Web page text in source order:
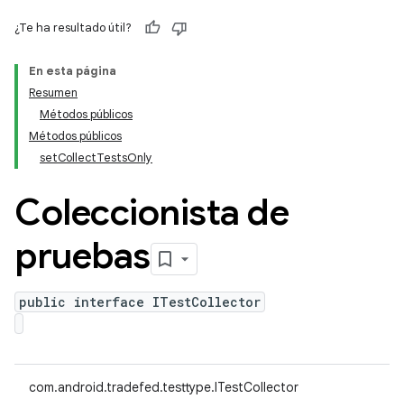
¿Te ha resultado útil?
En esta página
Resumen
Métodos públicos
Métodos públicos
setCollectTestsOnly
Coleccionista de
pruebas
public interface ITestCollector
com.android.tradefed.testtype.ITestCollector